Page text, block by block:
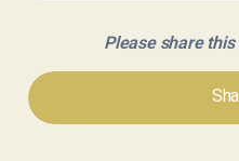
Please share